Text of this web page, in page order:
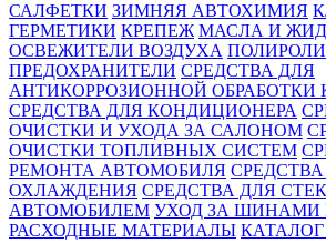
САЛФЕТКИ ЗИМНЯЯ АВТОХИМИЯ
ГЕРМЕТИКИ КРЕПЕЖ МАСЛА И
ОСВЕЖИТЕЛИ ВОЗДУХА
ПРЕДОХРАНИТЕЛИ СРЕДСТВА ДЛЯ
АНТИКОРРОЗИОННОЙ ОБРАБОТКИ
СРЕДСТВА ДЛЯ КОНДИЦИОНЕРА
ОЧИСТКИ И УХОДА ЗА САЛОНОМ
ОЧИСТКИ ТОПЛИВНЫХ СИСТЕМ
РЕМОНТА АВТОМОБИЛЯ
ОХЛАЖДЕНИЯ СРЕДСТВА ДЛЯ
АВТОМОБИЛЕМ УХОД ЗА ШИНАМИ
РАСХОДНЫЕ МАТЕРИАЛЫ